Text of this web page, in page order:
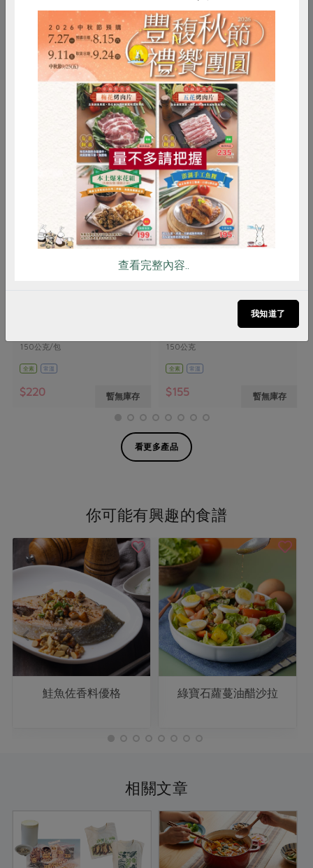
# 胡桃 # 葡萄乾 # 零食 # 核桃
# 堅果
你可能有興趣的產品
150公克/包
全素 常溫
$220 暫無庫存
150公克
全素 常溫
$155 暫無庫存
看更多產品
你可能有興趣的食譜
鮭魚佐香料優格 綠寶石蘿蔓油醋沙拉
相關文章
RPET 食譜 減硝酸鹽
雞蛋 食安 共同購買
查看完整內容..
我知道了